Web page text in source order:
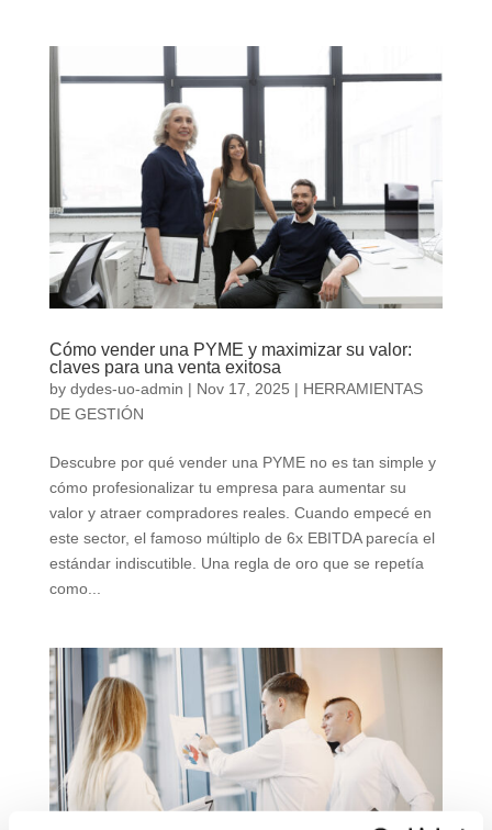
Cómo vender una PYME y maximizar su valor:
claves para una venta exitosa
by dydes-uo-admin | Nov 17, 2025 | HERRAMIENTAS
DE GESTIÓN
Descubre por qué vender una PYME no es tan simple y
cómo profesionalizar tu empresa para aumentar su
valor y atraer compradores reales. Cuando empecé en
este sector, el famoso múltiplo de 6x EBITDA parecía el
estándar indiscutible. Una regla de oro que se repetía
como...